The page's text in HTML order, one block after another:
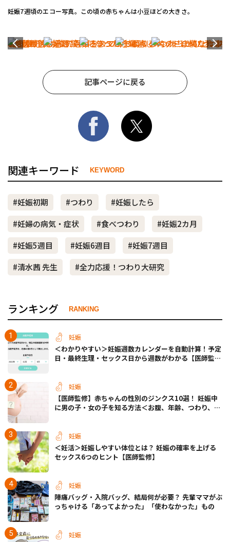
妊娠7週頃のエコー写真。この頃の赤ちゃんは小豆ほどの大きさ。
記事ページに戻る
関連キーワード KEYWORD
#妊娠初期 #つわり
#妊娠したら
#妊婦の病気・症状
#食べつわり
#妊娠2カ月
#妊娠5週目
#妊娠6週目
#妊娠7週目
#清水茜 先生
#全力応援！つわり大研究
ランキング RANKING
妊娠
＜わかりやすい＞妊娠週数カレンダーを自動計算！予定
日・最終生理・セックス日から週数がわかる【医師監
妊娠
【医師監修】赤ちゃんの性別のジンクス10選！ 妊娠中
に男の子・女の子を知る方法＜お腹、年齢、つわり、胎
妊娠
＜妊活＞妊娠しやすい体位とは？ 妊娠の確率を上げる
セックス6つのヒント【医師監修】
妊娠
陣痛バッグ・入院バッグ、結局何が必要？ 先輩ママがぶ
っちゃける「あってよかった」「使わなかった」もの
妊娠